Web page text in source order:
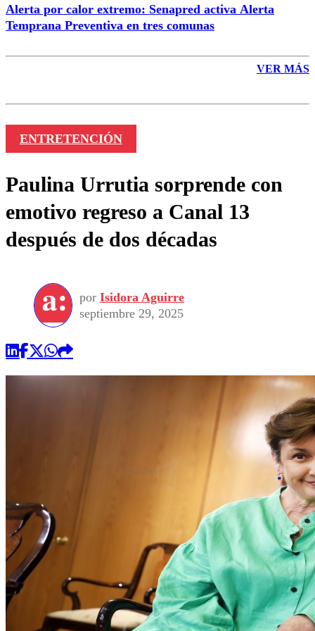
Alerta por calor extremo: Senapred activa Alerta
Temprana Preventiva en tres comunas
VER MÁS
ENTRETENCIÓN
Paulina Urrutia sorprende con
emotivo regreso a Canal 13
después de dos décadas
por Isidora Aguirre
septiembre 29, 2025